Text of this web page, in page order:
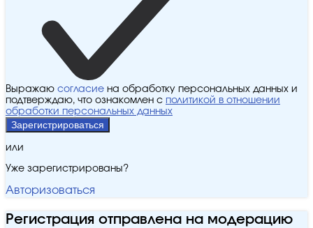
Выражаю согласие на обработку персональных данных и
подтверждаю, что ознакомлен с политикой в отношении
обработки персональных данных
Зарегистрироваться
или
Уже зарегистрированы?
Авторизоваться
Регистрация отправлена на модерацию